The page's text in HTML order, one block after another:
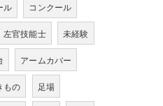
ル コンクール
左官技能士 未経験
アームカバー
もの 足場